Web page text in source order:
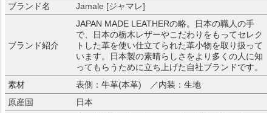
ブランド名
Jamale [ジャマレ]
ブランド紹介
JAPAN MADE LEATHERの略。日本の職人の手
で、日本の栃木レザーやこだわりをもってセレク
トした革を使い仕立てられた革小物を取り扱って
います。日本製の素晴らしさをより多くの人に知
ってもらうために立ち上げた自社ブランドです。
素材
表側：牛革(本革) ／内装：生地
原産国
日本